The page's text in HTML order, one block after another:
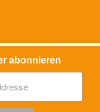
abonnieren